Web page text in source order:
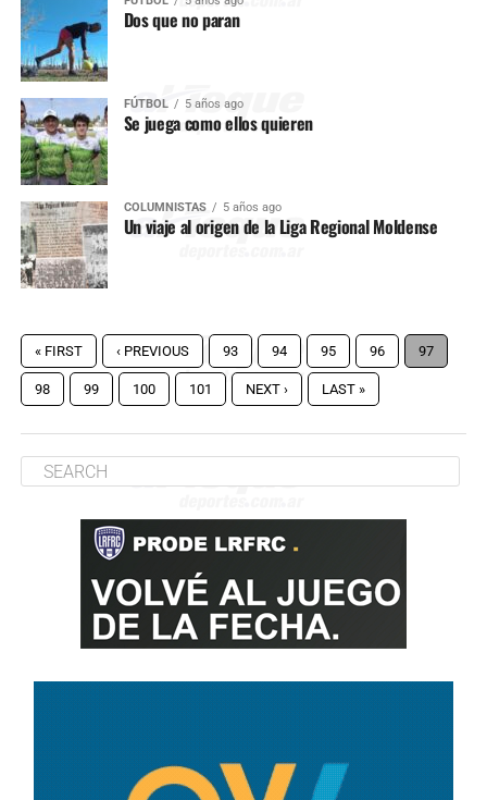
Dos que no paran
FÚTBOL 5 años ago
Se juega como ellos quieren
COLUMNISTAS 5 años ago
Un viaje al origen de la Liga Regional Moldense
« FIRST ‹ PREVIOUS 93 94 95 96 97
98 99 100 101 NEXT › LAST »